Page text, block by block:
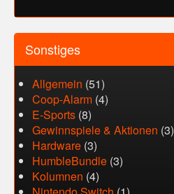
Sonstiges
Allgemein (51)
Coop-Alarm (4)
E-Sports (8)
Gewinnspiele & Aktionen (3)
Hardware (3)
HumbleBundle (3)
Kolumnen (4)